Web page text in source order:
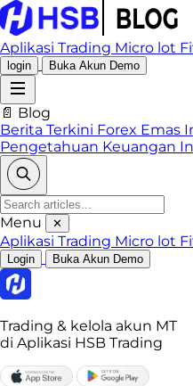
Aplikasi Trading Micro lot
login Buka Akun Demo
📄 Blog
Berita Terkini Forex Emas
Pengetahuan Keuangan
Menu ✕
Aplikasi Trading Micro lot
Login Buka Akun Demo
Trading & kelola akun MT
di Aplikasi HSB Trading